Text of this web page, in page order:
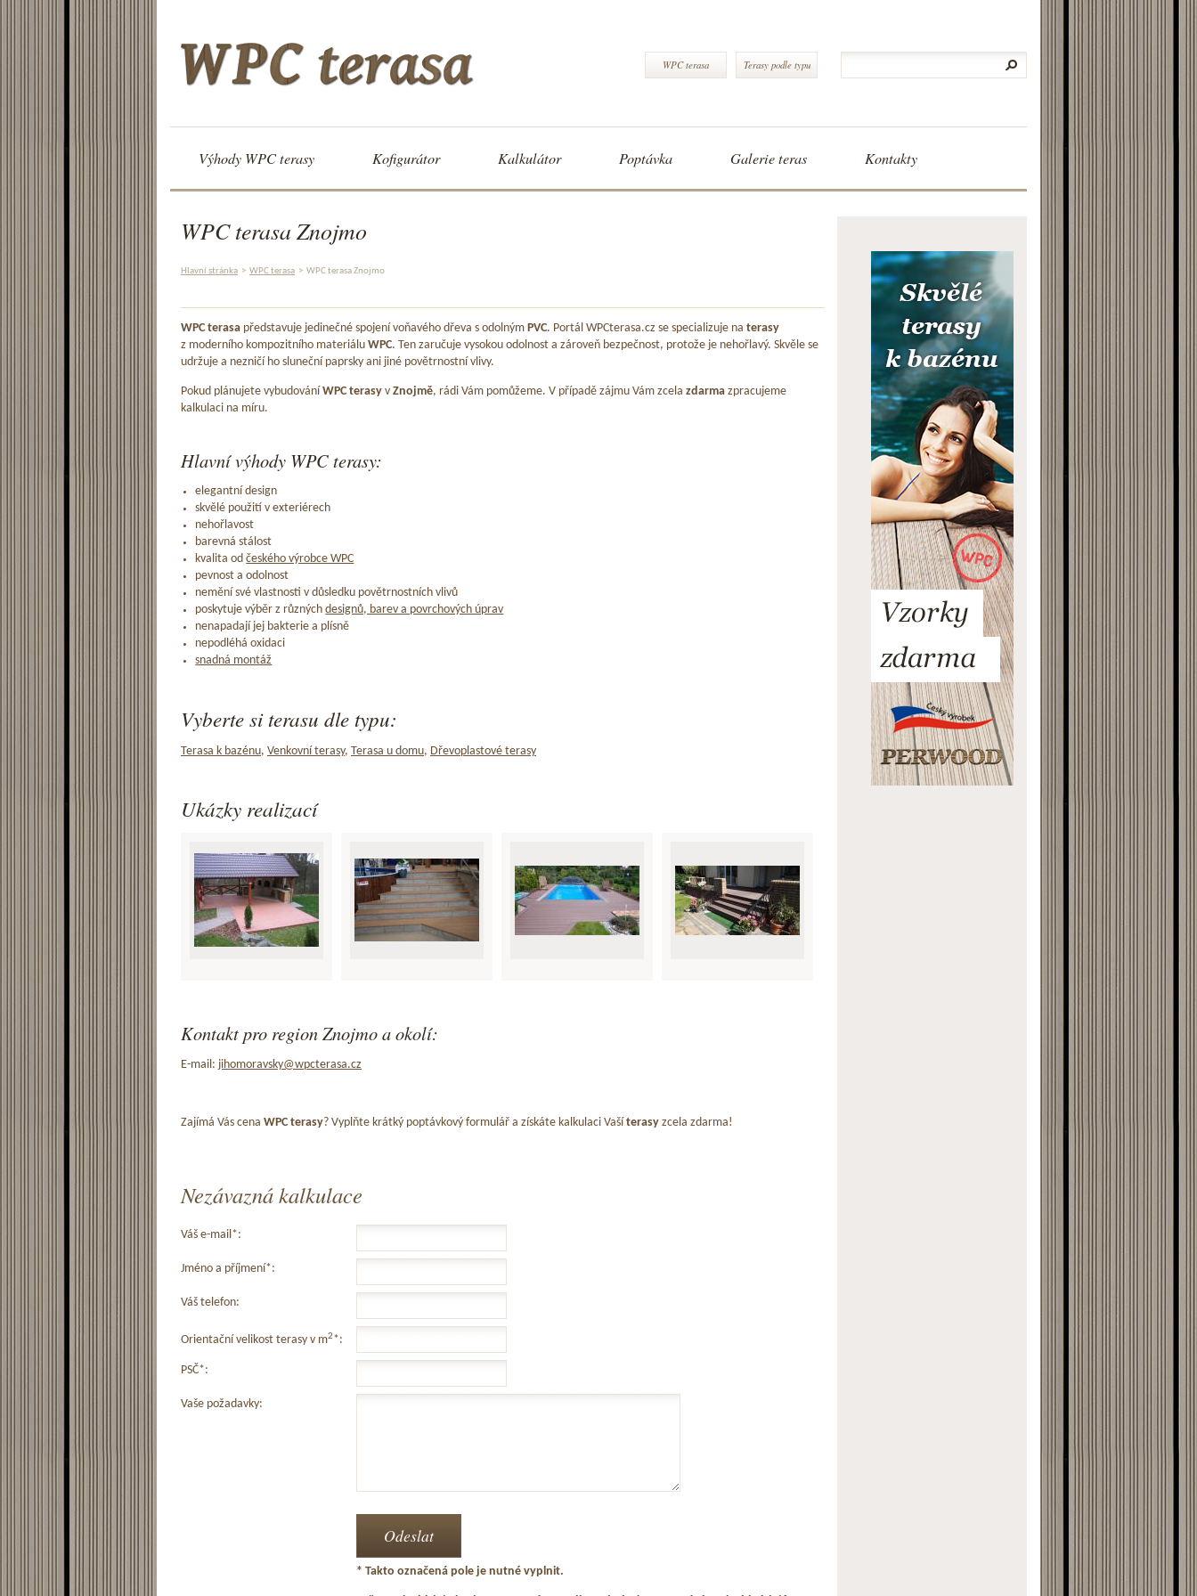
WPC terasa Terasy podle typu
Výhody WPC terasy Kofigurátor Kalkulátor Poptávka Galerie teras Kontakty
WPC terasa Znojmo
Hlavní stránka > WPC terasa > WPC terasa Znojmo
WPC terasa představuje jedinečné spojení voňavého dřeva s odolným PVC. Portál WPCterasa.cz se specializuje na terasy
z moderního kompozitního materiálu WPC. Ten zaručuje vysokou odolnost a zároveň bezpečnost, protože je nehořlavý. Skvěle se
udržuje a nezničí ho sluneční paprsky ani jiné povětrnostní vlivy.
Pokud plánujete vybudování WPC terasy v Znojmě, rádi Vám pomůžeme. V případě zájmu Vám zcela zdarma zpracujeme
kalkulaci na míru.
Hlavní výhody WPC terasy:
elegantní design
skvělé použití v exteriérech
nehořlavost
barevná stálost
kvalita odčeského výrobce WPC
pevnost a odolnost
nemění své vlastnosti v důsledku povětrnostních vlivů
poskytuje výběr z různýchdesignů, barev a povrchových úprav
nenapadají jej bakterie a plísně
nepodléhá oxidaci
snadná montáž
Vyberte si terasu dle typu:
Terasa k bazénu, Venkovní terasy, Terasa u domu, Dřevoplastové terasy
Ukázky realizací
Kontakt pro region Znojmo a okolí:
E-mail: jihomoravsky@wpcterasa.cz
Zajímá Vás cena WPC terasy? Vyplňte krátký poptávkový formulář a získáte kalkulaci Vaší terasy zcela zdarma!
Nezávazná kalkulace
Váš e-mail*:
Jméno a příjmení*:
Váš telefon:
Orientační velikost terasy v m2*:
PSČ*:
Vaše požadavky:
* Takto označená pole je nutné vyplnit.